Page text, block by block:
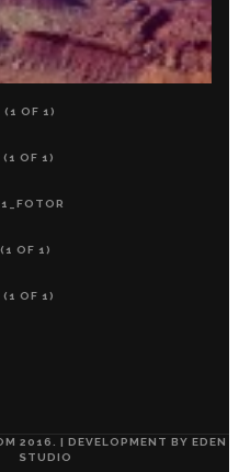
2016. | DEVELOPMENT BY EDEN
STUDIO